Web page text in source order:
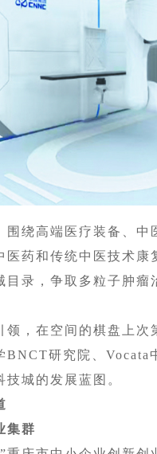
高端医疗装备、中
药和传统中医技术
目录，争取多粒子肿
在空间的棋盘上次
BNCT研究院、
城的发展蓝图。
群